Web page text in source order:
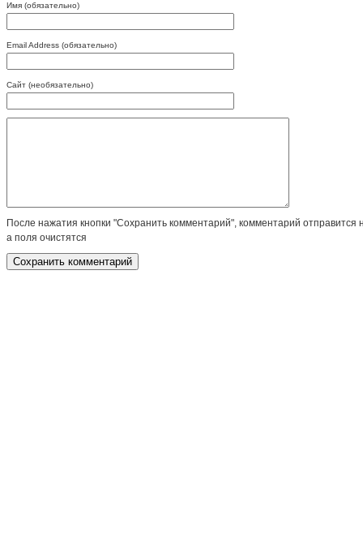
Имя (обязательно)
Email Address (обязательно)
Сайт (необязательно)
После нажатия кнопки "Сохранить комментарий", комментарий отправится
а поля очистятся